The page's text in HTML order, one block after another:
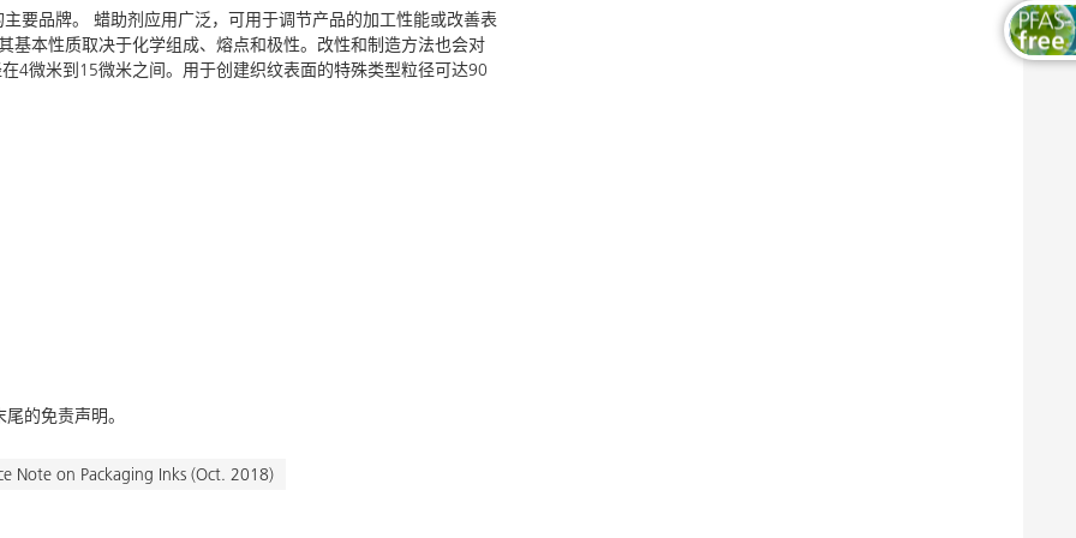
要品牌。 蜡助剂应用广泛，可用于调节产品的加工性能或改善表
本性质取决于化学组成、熔点和极性。改性和制造方法也会对
4微米到15微米之间。用于创建织纹表面的特殊类型粒径可达90
尾的免责声明。
Note on Packaging Inks (Oct. 2018)